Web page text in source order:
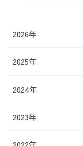
2026年
2025年
2024年
2023年